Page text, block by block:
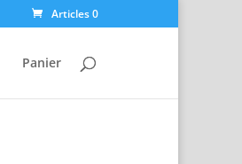
Articles 0
Panier